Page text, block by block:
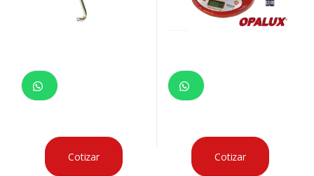
Cotizar Cotizar